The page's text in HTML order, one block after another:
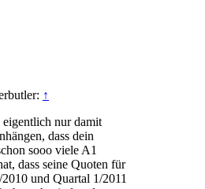
↑
eigentlich nur damit
dass dein
sooo viele A1
dass seine Quoten für
und Quartal 1/2011